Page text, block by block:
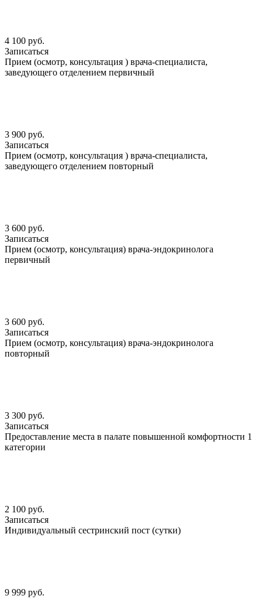
4 100 руб.
Записаться
Прием (осмотр, консультация ) врача-специалиста,
заведующего отделением первичный
3 900 руб.
Записаться
Прием (осмотр, консультация ) врача-специалиста,
заведующего отделением повторный
3 600 руб.
Записаться
Прием (осмотр, консультация) врача-эндокринолога
первичный
3 600 руб.
Записаться
Прием (осмотр, консультация) врача-эндокринолога
повторный
3 300 руб.
Записаться
Предоставление места в палате повышенной комфортности 1
категории
2 100 руб.
Записаться
Индивидуальный сестринский пост (сутки)
9 999 руб.